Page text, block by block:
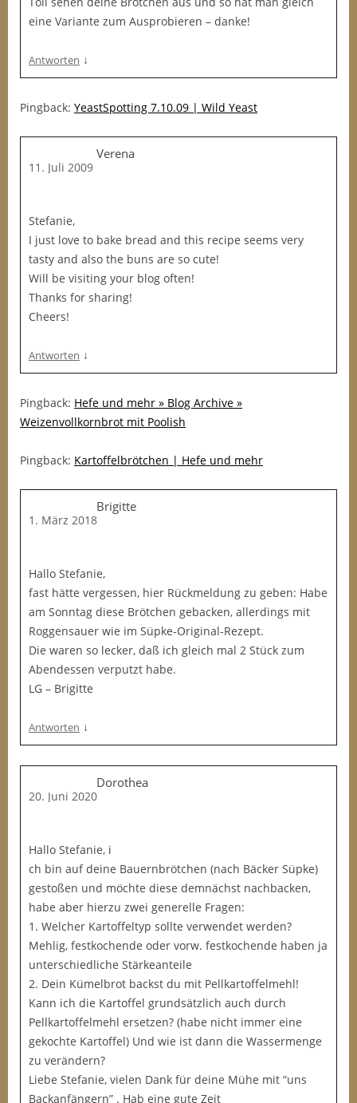
eine Variante zum Ausprobieren – danke!
Antworten ↓
Pingback: YeastSpotting 7.10.09 | Wild Yeast
Verena
11. Juli 2009
Stefanie,
I just love to bake bread and this recipe seems very
tasty and also the buns are so cute!
Will be visiting your blog often!
Thanks for sharing!
Cheers!
Antworten ↓
Pingback: Hefe und mehr » Blog Archive »
Weizenvollkornbrot mit Poolish
Pingback: Kartoffelbrötchen | Hefe und mehr
Brigitte
1. März 2018
Hallo Stefanie,
fast hätte vergessen, hier Rückmeldung zu geben: Habe
am Sonntag diese Brötchen gebacken, allerdings mit
Roggensauer wie im Süpke-Original-Rezept.
Die waren so lecker, daß ich gleich mal 2 Stück zum
Abendessen verputzt habe.
LG – Brigitte
Antworten ↓
Dorothea
20. Juni 2020
Hallo Stefanie, i
ch bin auf deine Bauernbrötchen (nach Bäcker Süpke)
gestoßen und möchte diese demnächst nachbacken,
habe aber hierzu zwei generelle Fragen:
1. Welcher Kartoffeltyp sollte verwendet werden?
Mehlig, festkochende oder vorw. festkochende haben ja
unterschiedliche Stärkeanteile
2. Dein Kümelbrot backst du mit Pellkartoffelmehl!
Kann ich die Kartoffel grundsätzlich auch durch
Pellkartoffelmehl ersetzen? (habe nicht immer eine
gekochte Kartoffel) Und wie ist dann die Wassermenge
zu verändern?
Liebe Stefanie, vielen Dank für deine Mühe mit “uns
Backanfängern” . Hab eine gute Zeit